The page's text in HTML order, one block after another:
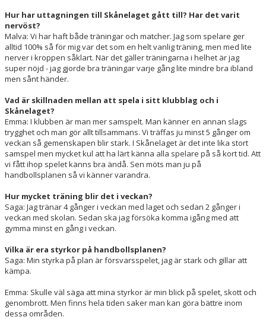
Hur har uttagningen till Skånelaget gått till? Har det varit
nervöst?
Malva: Vi har haft både träningar och matcher. Jag som spelare ger
alltid 100% så för mig var det som en helt vanlig träning, men med lite
nerver i kroppen såklart. När det gäller träningarna i helhet är jag
super nöjd - jag gjorde bra träningar varje gång lite mindre bra ibland
men sånt händer.
Vad är skillnaden mellan att spela i sitt klubblag och i
Skånelaget?
Emma: I klubben är man mer samspelt. Man känner en annan slags
trygghet och man gör allt tillsammans. Vi träffas ju minst 5 gånger om
veckan så gemenskapen blir stark. I Skånelaget är det inte lika stort
samspel men mycket kul att ha lärt känna alla spelare på så kort tid. Att
vi fått ihop spelet känns bra ändå. Sen möts man ju på
handbollsplanen så vi känner varandra.
Hur mycket träning blir det i veckan?
Saga: Jag tränar 4 gånger i veckan med laget och sedan 2 gånger i
veckan med skolan. Sedan ska jag försöka komma igång med att
gymma minst en gång i veckan.
Vilka är era styrkor på handbollsplanen?
Saga: Min styrka på plan är försvarsspelet, jag är stark och gillar att
kämpa.
Emma: Skulle väl säga att mina styrkor är min blick på spelet, skott och
genombrott. Men finns hela tiden saker man kan göra bättre inom
dessa områden.